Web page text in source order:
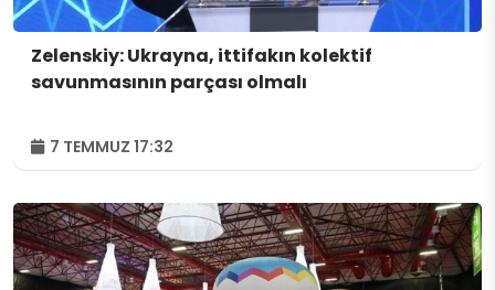
Zelenskiy: Ukrayna, ittifakın kolektif
savunmasının parçası olmalı
7 TEMMUZ 17:32